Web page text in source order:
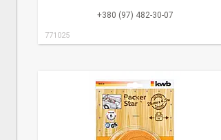
+380 (97) 482-30-07
771025